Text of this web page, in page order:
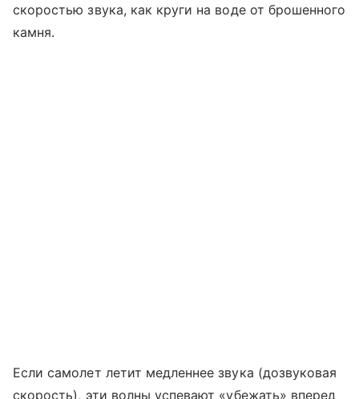
скоростью звука, как круги на воде от брошенного
камня.
Если самолет летит медленнее звука (дозвуковая
скорость), эти волны успевают «убежать» вперед